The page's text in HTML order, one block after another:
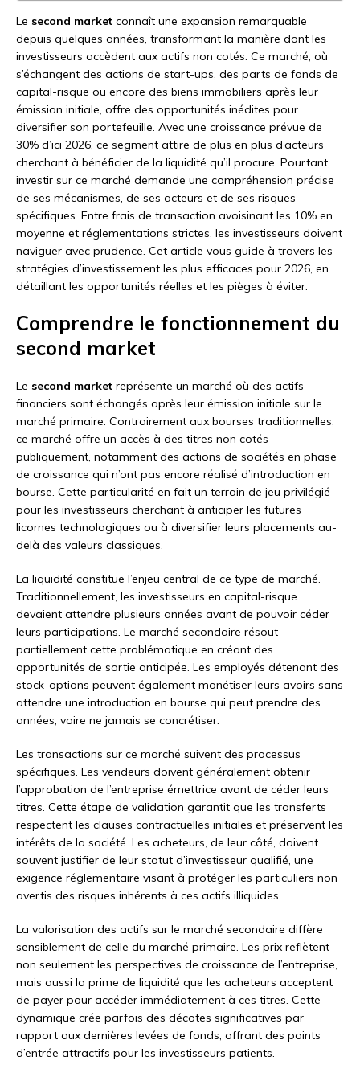
Le second market connaît une expansion remarquable
depuis quelques années, transformant la manière dont les
investisseurs accèdent aux actifs non cotés. Ce marché, où
s’échangent des actions de start-ups, des parts de fonds de
capital-risque ou encore des biens immobiliers après leur
émission initiale, offre des opportunités inédites pour
diversifier son portefeuille. Avec une croissance prévue de
30% d’ici 2026, ce segment attire de plus en plus d’acteurs
cherchant à bénéficier de la liquidité qu’il procure. Pourtant,
investir sur ce marché demande une compréhension précise
de ses mécanismes, de ses acteurs et de ses risques
spécifiques. Entre frais de transaction avoisinant les 10% en
moyenne et réglementations strictes, les investisseurs doivent
naviguer avec prudence. Cet article vous guide à travers les
stratégies d’investissement les plus efficaces pour 2026, en
détaillant les opportunités réelles et les pièges à éviter.
Comprendre le fonctionnement du
second market
Le second market représente un marché où des actifs
financiers sont échangés après leur émission initiale sur le
marché primaire. Contrairement aux bourses traditionnelles,
ce marché offre un accès à des titres non cotés
publiquement, notamment des actions de sociétés en phase
de croissance qui n’ont pas encore réalisé d’introduction en
bourse. Cette particularité en fait un terrain de jeu privilégié
pour les investisseurs cherchant à anticiper les futures
licornes technologiques ou à diversifier leurs placements au-
delà des valeurs classiques.
La liquidité constitue l’enjeu central de ce type de marché.
Traditionnellement, les investisseurs en capital-risque
devaient attendre plusieurs années avant de pouvoir céder
leurs participations. Le marché secondaire résout
partiellement cette problématique en créant des
opportunités de sortie anticipée. Les employés détenant des
stock-options peuvent également monétiser leurs avoirs sans
attendre une introduction en bourse qui peut prendre des
années, voire ne jamais se concrétiser.
Les transactions sur ce marché suivent des processus
spécifiques. Les vendeurs doivent généralement obtenir
l’approbation de l’entreprise émettrice avant de céder leurs
titres. Cette étape de validation garantit que les transferts
respectent les clauses contractuelles initiales et préservent les
intérêts de la société. Les acheteurs, de leur côté, doivent
souvent justifier de leur statut d’investisseur qualifié, une
exigence réglementaire visant à protéger les particuliers non
avertis des risques inhérents à ces actifs illiquides.
La valorisation des actifs sur le marché secondaire diffère
sensiblement de celle du marché primaire. Les prix reflètent
non seulement les perspectives de croissance de l’entreprise,
mais aussi la prime de liquidité que les acheteurs acceptent
de payer pour accéder immédiatement à ces titres. Cette
dynamique crée parfois des décotes significatives par
rapport aux dernières levées de fonds, offrant des points
d’entrée attractifs pour les investisseurs patients.